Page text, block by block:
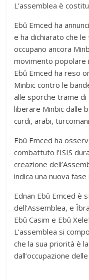
L’assemblea è
Ebû Emced ha
e ha dichiarato che
occupano ancora
movimento popolare
Ebû Emced ha reso
Minbic contro le
alle sporche trame di
liberare Minbic dalle
curdi, arabi,
Ebû Emced ha
combattuto l’ISIS
creazione
indica una nuova
Ednan Ebû Emced è
dell’Assemblea, e
Ebû Casim e Ebû
L’assemblea si
che la sua priorità è
dall’occupazione